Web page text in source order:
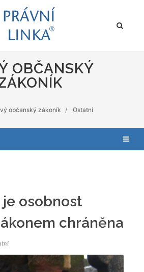
OBČANSKÝ
občanský zákoník Ostatní
osobnost
chráněna